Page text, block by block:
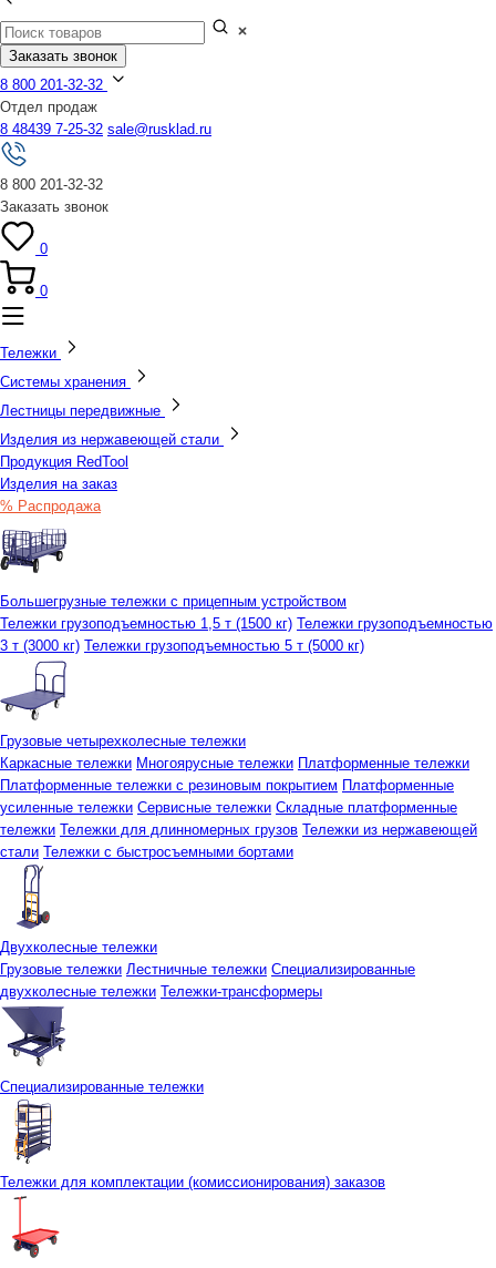
Заказать звонок
8 800 201-32-32
Отдел продаж
8 48439 7-25-32 sale@rusklad.ru
8 800 201-32-32
Заказать звонок
0
0
Тележки
Системы хранения
Лестницы передвижные
Изделия из нержавеющей стали
Продукция RedTool
Изделия на заказ
% Распродажа
Большегрузные тележки с прицепным устройством
Тележки грузоподъемностью 1,5 т (1500 кг) Тележки грузоподъемностью
3 т (3000 кг) Тележки грузоподъемностью 5 т (5000 кг)
Грузовые четырехколесные тележки
Каркасные тележки Многоярусные тележки Платформенные тележки
Платформенные тележки с резиновым покрытием Платформенные
усиленные тележки Сервисные тележки Складные платформенные
тележки Тележки для длинномерных грузов Тележки из нержавеющей
стали Тележки с быстросъемными бортами
Двухколесные тележки
Грузовые тележки Лестничные тележки Специализированные
двухколесные тележки Тележки-трансформеры
Специализированные тележки
Тележки для комплектации (комиссионирования) заказов